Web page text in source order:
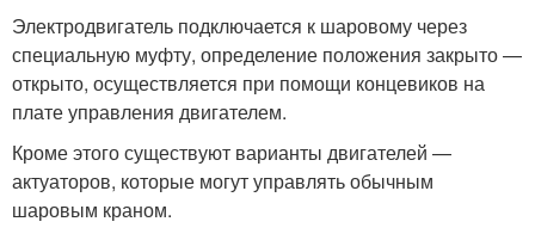
Электродвигатель подключается к шаровому через
специальную муфту, определение положения закрыто —
открыто, осуществляется при помощи концевиков на
плате управления двигателем.
Кроме этого существуют варианты двигателей —
актуаторов, которые могут управлять обычным
шаровым краном.